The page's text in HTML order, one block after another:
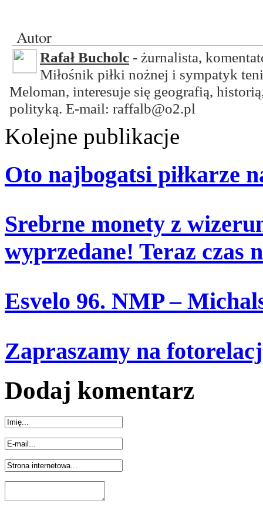
Autor
Rafał Bucholc - żurnalista,
Miłośnik piłki nożnej i sympatyk
Meloman, interesuje się geografią,
polityką. E-mail: raffalb@o2.pl
Kolejne publikacje
Oto najbogatsi piłkarze
Srebrne monety z
wyprzedane! Teraz czas
Esvelo 96. NMP –
Zapraszamy na
Dodaj komentarz